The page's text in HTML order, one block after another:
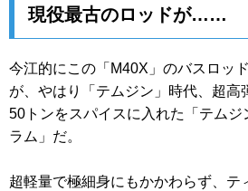
現役最古のロッドが……
今江的にこの「M40X」のバスロッ
が、やはり「テムジン」時代、超高
50トンをスパイスに入れた「テムジ
ラム」だ。
超軽量で極細身にもかかわらず、テ